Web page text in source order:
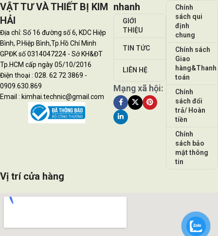
VẬT TƯ VÀ THIẾT BỊ KIM
HẢI
Địa chỉ: Số 16 đường số 6, KDC Hiệp
Bình, P.Hiệp Bình,Tp.Hồ Chí Minh
GPĐK số 0314047224 - Sở KH&ĐT
Tp.HCM cấp ngày 05/10/2016
Điện thoại : 028. 62 72 3869 -
0909.630.869
Email : kimhai.technic@gmail.com
nhanh
GIỚI
THIỆU
TIN TỨC
LIÊN HỆ
Mạng xã hội:
Chính
sách qui
định
chung
Chính sách
Giao
hàng&Thanh
toán
Chính
sách đổi
trả/ Hoàn
tiền
Chính
sách bảo
mật thông
tin
Vị trí cửa hàng